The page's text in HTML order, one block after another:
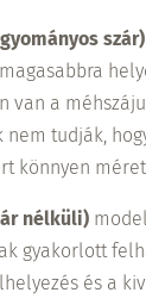
szár)
van a
nem tudják,
könnyen
nélküli)
gyakorlott
és a